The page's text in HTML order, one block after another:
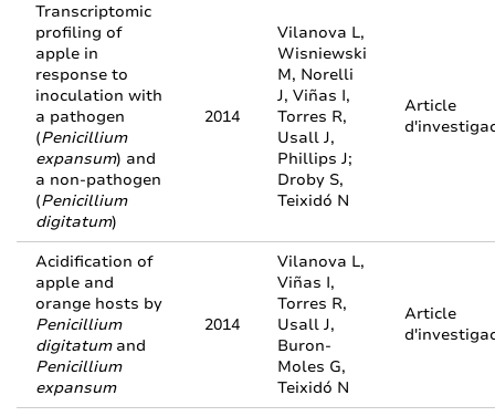
Transcriptomic
profiling of
apple in
response to
inoculation with
a pathogen
(Penicillium
expansum) and
a non-pathogen
(Penicillium
digitatum)
2014
Vilanova L,
Wisniewski
M, Norelli
J, Viñas I,
Torres R,
Usall J,
Phillips J;
Droby S,
Teixidó N
Article
Acidification of
apple and
orange hosts by
Penicillium
digitatumand
Penicillium
expansum
2014
Vilanova L,
Viñas I,
Torres R,
Usall J,
Buron-
Moles G,
Teixidó N
Article